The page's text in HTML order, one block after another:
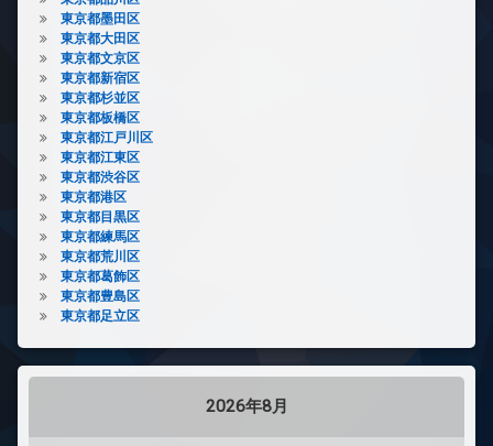
東京都墨田区
東京都大田区
東京都文京区
東京都新宿区
東京都杉並区
東京都板橋区
東京都江戸川区
東京都江東区
東京都渋谷区
東京都港区
東京都目黒区
東京都練馬区
東京都荒川区
東京都葛飾区
東京都豊島区
東京都足立区
2026年8月